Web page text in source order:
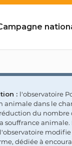
: l'observatoire
animale dans le
réduction du
souffrance
dédiée à